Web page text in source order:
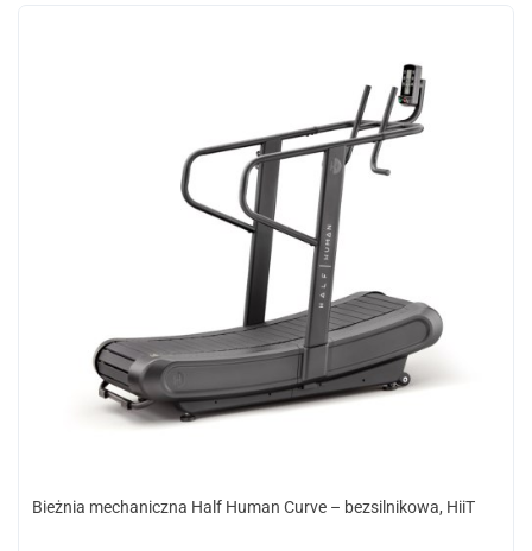
Bieżnia mechaniczna Half Human Curve – bezsilnikowa, HiiT